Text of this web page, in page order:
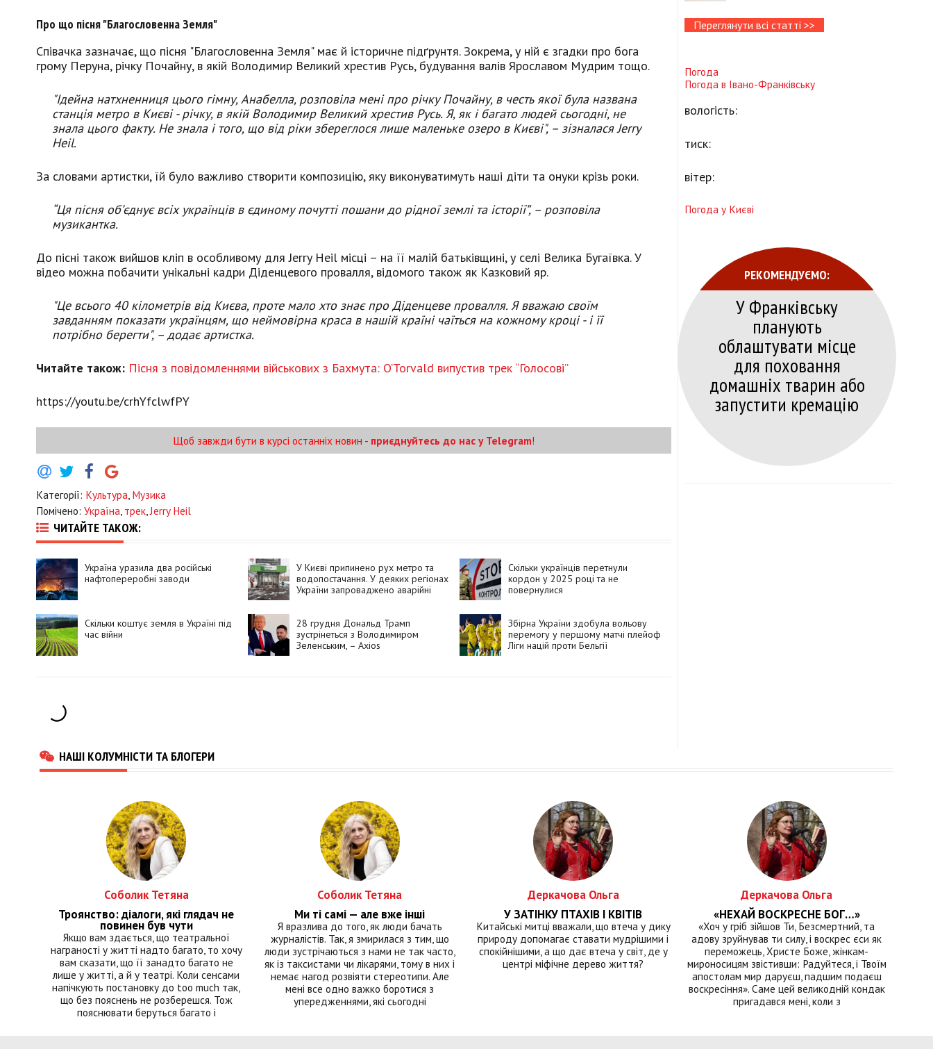
Про що пісня "Благословенна Земля"
Співачка зазначає, що пісня "Благословенна Земля" має й історичне підґрунтя. Зокрема, у ній є згадки про бога
грому Перуна, річку Почайну, в якій Володимир Великий хрестив Русь, будування валів Ярославом Мудрим тощо.
"Ідейна натхненниця цього гімну, Анабелла, розповіла мені про річку Почайну, в честь якої була названа
станція метро в Києві - річку, в якій Володимир Великий хрестив Русь. Я, як і багато людей сьогодні, не
знала цього факту. Не знала і того, що від ріки збереглося лише маленьке озеро в Києві", – зізналася Jerry
Heil.
За словами артистки, їй було важливо створити композицію, яку виконуватимуть наші діти та онуки крізь роки.
“Ця пісня об’єднує всіх українців в єдиному почутті пошани до рідної землі та історії”, – розповіла
музикантка.
До пісні також вийшов кліп в особливому для Jerry Heil місці – на її малій батьківщині, у селі Велика Бугаївка. У
відео можна побачити унікальні кадри Діденцевого провалля, відомого також як Казковий яр.
"Це всього 40 кілометрів від Києва, проте мало хто знає про Діденцеве провалля. Я вважаю своїм
завданням показати українцям, що неймовірна краса в нашій країні чаїться на кожному кроці - і її
потрібно берегти", – додає артистка.
Читайте також: Пісня з повідомленнями військових з Бахмута: O’Torvald випустив трек “Голосові”
https://youtu.be/crhYfclwfPY
Щоб завжди бути в курсі останніх новин - приєднуйтесь до нас у Telegram!
Категорії: Культура, Музика
Помічено: Україна, трек,Jerry Heil
ЧИТАЙТЕ ТАКОЖ:
Україна уразила два російські
нафтопереробні заводи
У Києві припинено рух метро та
водопостачання. У деяких регіонах
України запроваджено аварійні
Скільки українців перетнули
кордон у 2025 році та не
повернулися
Скільки коштує земля в Україні під
час війни
28 грудня Дональд Трамп
зустрінеться з Володимиром
Зеленським, – Axios
Збірна України здобула вольову
перемогу у першому матчі плейоф
Ліги націй проти Бельгії
Переглянути всі статті >>
Погода
Погода в Івано-Франківську
вологість:
тиск:
вітер:
Погода у Києві
РЕКОМЕНДУЄМО:
У Франківську
планують
облаштувати місце
для поховання
домашніх тварин або
запустити кремацію
НАШІ КОЛУМНІСТИ ТА БЛОГЕРИ
Соболик Тетяна
Троянство: діалоги, які глядач не
повинен був чути
Якщо вам здається, що театральної
награності у житті надто багато, то хочу
вам сказати, що її занадто багато не
лише у житті, а й у театрі. Коли сенсами
напічкують постановку до too much так,
що без пояснень не розберешся. Тож
пояснювати беруться багато і
Соболик Тетяна
Ми ті самі — але вже інші
Я вразлива до того, як люди бачать
журналістів. Так, я змирилася з тим, що
люди зустрічаються з нами не так часто,
як із таксистами чи лікарями, тому в них і
немає нагод розвіяти стереотипи. Але
мені все одно важко боротися з
упередженнями, які сьогодні
Деркачова Ольга
У ЗАТІНКУ ПТАХІВ І КВІТІВ
Китайські митці вважали, що втеча у дику
природу допомагає ставати мудрішими і
спокійнішими, а що дає втеча у світ, де у
центрі міфічне дерево життя?
Деркачова Ольга
«НЕХАЙ ВОСКРЕСНЕ БОГ…»
«Хоч у гріб зійшов Ти, Безсмертний, та
адову зруйнував ти силу, і воскрес єси як
переможець, Христе Боже, жінкам-
мироносицям звістивши: Радуйтеся, і Твоїм
апостолам мир даруєш, падшим подаєш
воскресіння». Саме цей великодній кондак
пригадався мені, коли з